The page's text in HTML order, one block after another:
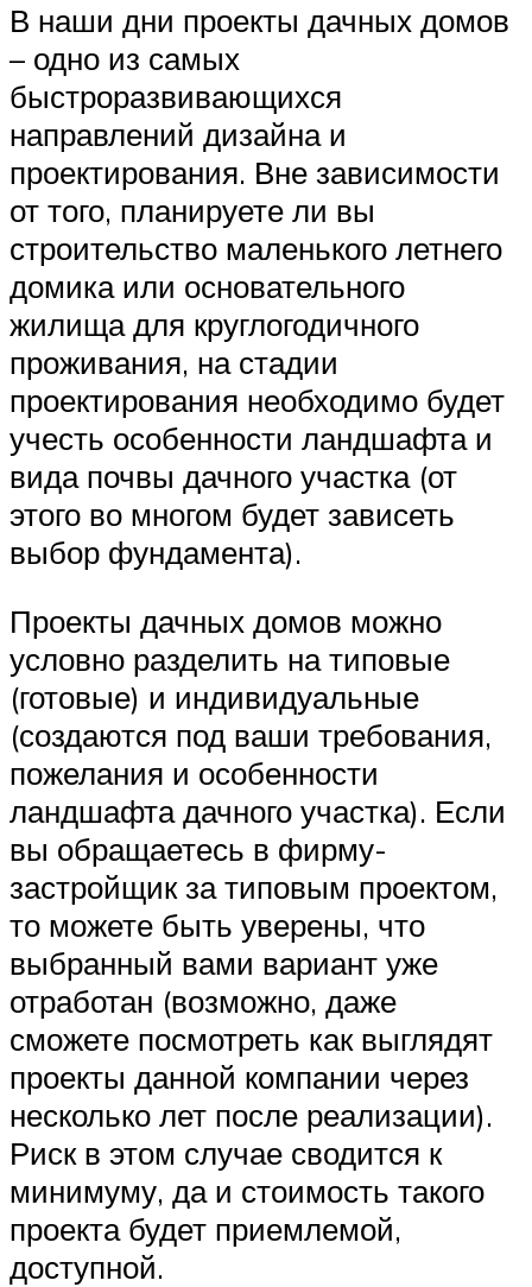
В наши дни проекты дачных домов
– одно из самых
быстроразвивающихся
направлений дизайна и
проектирования. Вне зависимости
от того, планируете ли вы
строительство маленького летнего
домика или основательного
жилища для круглогодичного
проживания, на стадии
проектирования необходимо будет
учесть особенности ландшафта и
вида почвы дачного участка (от
этого во многом будет зависеть
выбор фундамента).
Проекты дачных домов можно
условно разделить на типовые
(готовые) и индивидуальные
(создаются под ваши требования,
пожелания и особенности
ландшафта дачного участка). Если
вы обращаетесь в фирму-
застройщик за типовым проектом,
то можете быть уверены, что
выбранный вами вариант уже
отработан (возможно, даже
сможете посмотреть как выглядят
проекты данной компании через
несколько лет после реализации).
Риск в этом случае сводится к
минимуму, да и стоимость такого
проекта будет приемлемой,
доступной.